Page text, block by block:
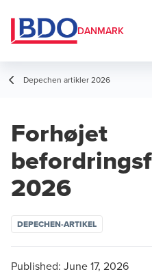
DANMARK
Depechen artikler 2026
Forhøjet
2026
DEPECHEN-ARTIKEL
Published: June 17, 2026